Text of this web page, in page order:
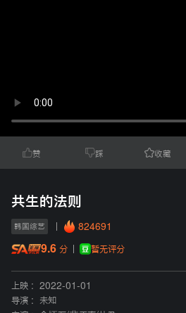
赞 踩 收藏
共生的法则
韩国综艺 824691
9.6 分 暂无评分
上映 :
2022-01-01
导演 :
未知